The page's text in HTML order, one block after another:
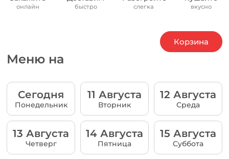
онлайн быстро слегка вкусно
Меню на
Сегодня
Понедельник
11 Августа
Вторник
12 Августа
Среда
13 Августа
Четверг
14 Августа
Пятница
15 Августа
Суббота
Корзина